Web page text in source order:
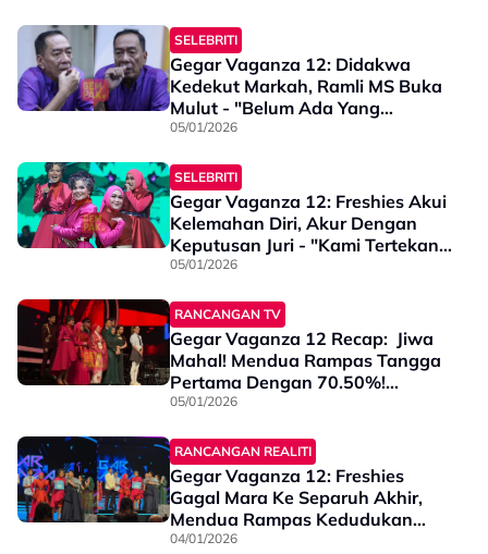
SELEBRITI
Gegar Vaganza 12: Didakwa
Kedekut Markah, Ramli MS Buka
Mulut - "Belum Ada Yang
Mampu..."
05/01/2026
SELEBRITI
Gegar Vaganza 12: Freshies Akui
Kelemahan Diri, Akur Dengan
Keputusan Juri - "Kami Tertekan
Hingga..."
05/01/2026
RANCANGAN TV
Gegar Vaganza 12 Recap: Jiwa
Mahal! Mendua Rampas Tangga
Pertama Dengan 70.50%!
Freshies Tersingkir... Semak
05/01/2026
RANCANGAN REALITI
Gegar Vaganza 12: Freshies
Gagal Mara Ke Separuh Akhir,
Mendua Rampas Kedudukan
Pertama
04/01/2026